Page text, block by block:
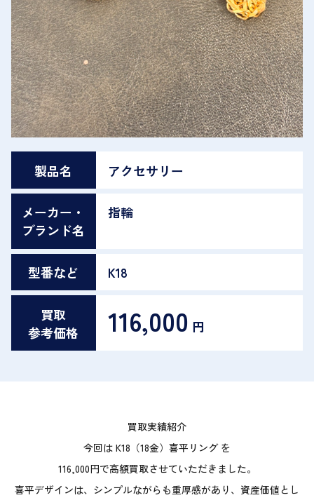
製品名 アクセサリー
メーカー・
ブランド名
指輪
型番など K18
買取
参考価格
116,000 円
買取実績紹介
今回は K18（18金）喜平リング を
116,000円で高額買取させていただきました。
喜平デザインは、シンプルながらも重厚感があり、資産価値とし